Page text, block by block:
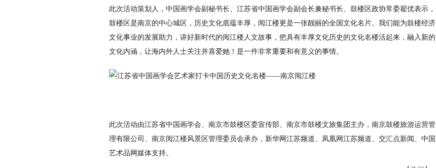
此次活动策划人，中国画学会副秘书长、江苏省中国画学会副会长兼秘书长、鼓楼区政协常委翟优表示，
鼓楼区是南京的中心城区，历史文化底蕴丰厚，阅江楼更是一张靓丽的全国文化名片。我们能为鼓楼经济
文化事业的发展助力，讲好新时代的阅江楼人文故事，把具有丰厚文化历史的文化名楼活起来，融入新的
文化内涵，让海内外人士关注并喜爱她！是一件非常重要和有意义的事情。
此次活动由江苏省中国画学会、南京市鼓楼区委宣传部、南京市鼓楼文旅集团主办，南京鼓楼旅游运营管
理有限公司、南京阅江楼风景区管理委员会承办，新华网江苏频道、凤凰网江苏频道、交汇点新闻、中国
艺术品网媒体支持。